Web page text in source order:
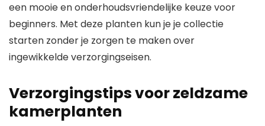
een mooie en onderhoudsvriendelijke keuze voor
beginners. Met deze planten kun je je collectie
starten zonder je zorgen te maken over
ingewikkelde verzorgingseisen.
Verzorgingstips voor zeldzame
kamerplanten